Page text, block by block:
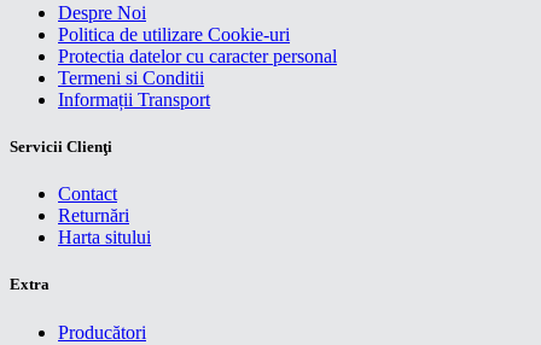
Despre Noi
Politica de utilizare Cookie-uri
Protectia datelor cu caracter personal
Termeni si Conditii
Informații Transport
Servicii Clienţi
Contact
Returnări
Harta sitului
Extra
Producători